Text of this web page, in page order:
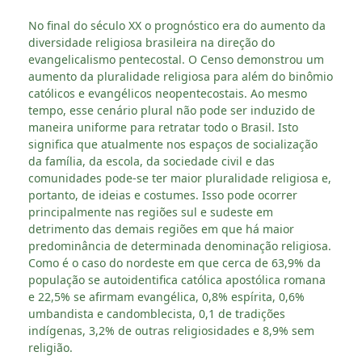
No final do século XX o prognóstico era do aumento da
diversidade religiosa brasileira na direção do
evangelicalismo pentecostal. O Censo demonstrou um
aumento da pluralidade religiosa para além do binômio
católicos e evangélicos neopentecostais. Ao mesmo
tempo, esse cenário plural não pode ser induzido de
maneira uniforme para retratar todo o Brasil. Isto
significa que atualmente nos espaços de socialização
da família, da escola, da sociedade civil e das
comunidades pode-se ter maior pluralidade religiosa e,
portanto, de ideias e costumes. Isso pode ocorrer
principalmente nas regiões sul e sudeste em
detrimento das demais regiões em que há maior
predominância de determinada denominação religiosa.
Como é o caso do nordeste em que cerca de 63,9% da
população se autoidentifica católica apostólica romana
e 22,5% se afirmam evangélica, 0,8% espírita, 0,6%
umbandista e candomblecista, 0,1 de tradições
indígenas, 3,2% de outras religiosidades e 8,9% sem
religião.